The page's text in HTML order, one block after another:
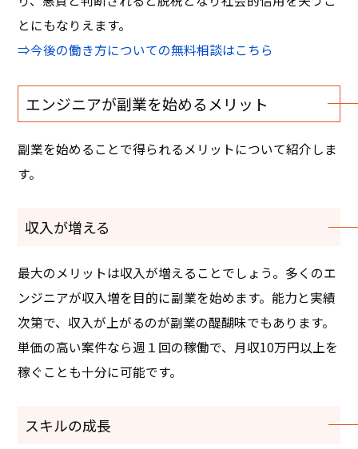
とにもなりえます。
⇒今後の働き方についての無料相談はこちら
エンジニアが副業を始めるメリット
副業を始めることで得られるメリットについて紹介しま
す。
収入が増える
最大のメリットは収入が増えることでしょう。多くのエ
ンジニアが収入増を目的に副業を始めます。能力と実績
次第で、収入が上がるのが副業の醍醐味でもあります。
単価の高い案件なら週１回の稼働で、月収10万円以上を
稼ぐことも十分に可能です。
スキルの成長